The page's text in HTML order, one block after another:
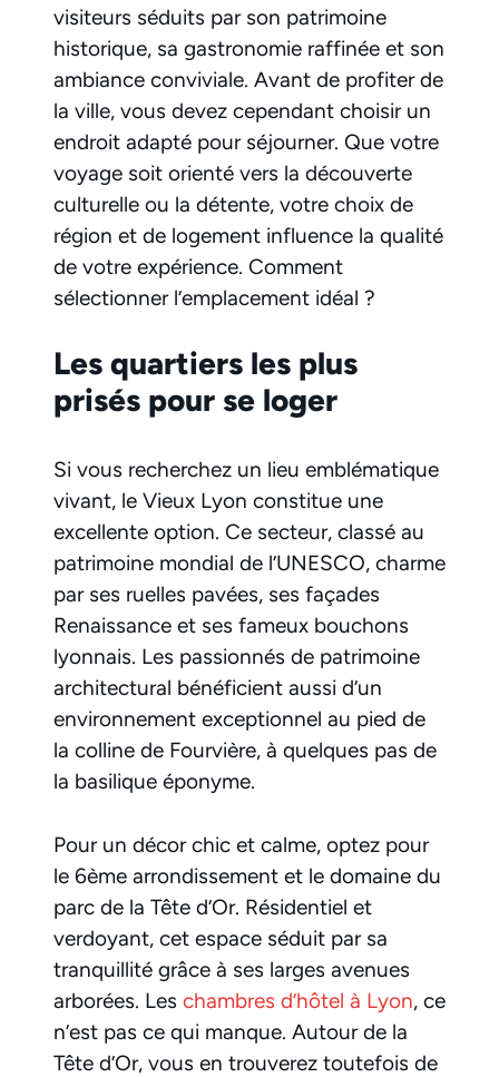
visiteurs séduits par son patrimoine
historique, sa gastronomie raffinée et son
ambiance conviviale. Avant de profiter de
la ville, vous devez cependant choisir un
endroit adapté pour séjourner. Que votre
voyage soit orienté vers la découverte
culturelle ou la détente, votre choix de
région et de logement influence la qualité
de votre expérience. Comment
sélectionner l’emplacement idéal ?
Les quartiers les plus
prisés pour se loger
Si vous recherchez un lieu emblématique
vivant, le Vieux Lyon constitue une
excellente option. Ce secteur, classé au
patrimoine mondial de l’UNESCO, charme
par ses ruelles pavées, ses façades
Renaissance et ses fameux bouchons
lyonnais. Les passionnés de patrimoine
architectural bénéficient aussi d’un
environnement exceptionnel au pied de
la colline de Fourvière, à quelques pas de
la basilique éponyme.
Pour un décor chic et calme, optez pour
le 6ème arrondissement et le domaine du
parc de la Tête d’Or. Résidentiel et
verdoyant, cet espace séduit par sa
tranquillité grâce à ses larges avenues
arborées. Les chambres d’hôtel à Lyon, ce
n’est pas ce qui manque. Autour de la
Tête d’Or, vous en trouverez toutefois de